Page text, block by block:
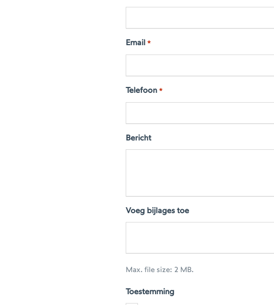
Email *
Telefoon *
Bericht
Voeg bijlages toe
Max. file size: 2 MB.
Toestemming